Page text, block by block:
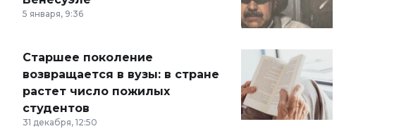
5 января, 9:36
Старшее поколение
возвращается в вузы: в стране
растет число пожилых
студентов
31 декабря, 12:50